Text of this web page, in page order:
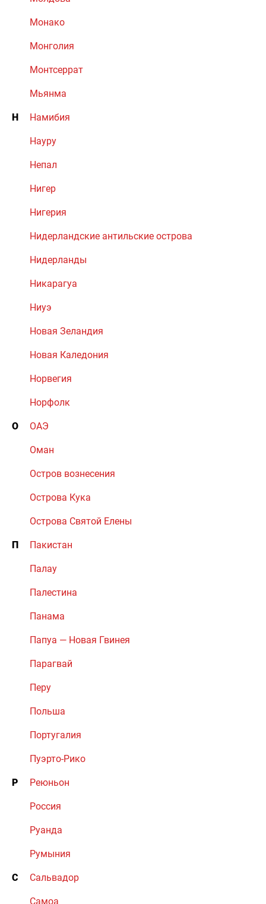
Монако
Монголия
Монтсеррат
Мьянма
Н Намибия
Науру
Непал
Нигер
Нигерия
Нидерландские антильские острова
Нидерланды
Никарагуа
Ниуэ
Новая Зеландия
Новая Каледония
Норвегия
Норфолк
О ОАЭ
Оман
Остров вознесения
Острова Кука
Острова Святой Елены
П Пакистан
Палау
Палестина
Панама
Папуа — Новая Гвинея
Парагвай
Перу
Польша
Португалия
Пуэрто-Рико
Р Реюньон
Россия
Руанда
Румыния
С Сальвадор
Самоа